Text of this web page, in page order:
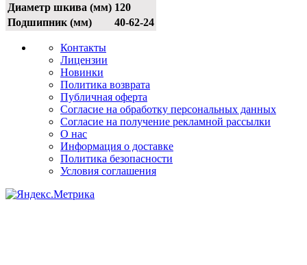
Диаметр шкива (мм) 120
Подшипник (мм)
40-62-24
Контакты
Лицензии
Новинки
Политика возврата
Публичная оферта
Согласие на обработку персональных данных
Согласие на получение рекламной рассылки
О нас
Информация о доставке
Политика безопасности
Условия соглашения